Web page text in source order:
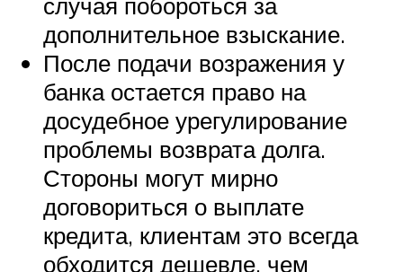
случая побороться за
дополнительное взыскание.
После подачи возражения у
банка остается право на
досудебное урегулирование
проблемы возврата долга.
Стороны могут мирно
договориться о выплате
кредита, клиентам это всегда
обходится дешевле, чем